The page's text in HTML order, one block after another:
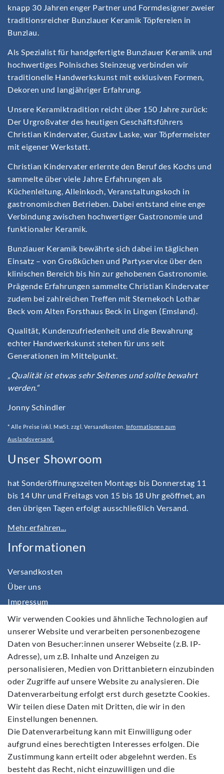
knapp 30 Jahren enger Partner und Formdesigner zweier
traditionsreicher Bunzlauer Keramik Töpfereien in
Bunzlau.
Als Spezialist für handgefertigte Bunzlauer Keramik und
hochwertiges Polnisches Steinzeug verbinden wir
traditionelle Handwerkskunst mit exklusiven Formen,
Dekoren und langjähriger Erfahrung.
Unsere Keramiktradition reicht über 150 Jahre zurück:
Der Urgroßvater des heutigen Geschäftsführers
Christian Kindervater, Gustav Laske, war Töpfermeister
mit eigener Werkstatt.
Christian Kindervater erlernte den Beruf des Kochs und
sammelte über viele Jahre Erfahrungen als
Küchenleitung, Alleinkoch, Veranstaltungskoch in
gastronomischen Betrieben. Dabei entstand eine enge
Verbindung zwischen hochwertiger Gastronomie und
funktionaler Keramik.
Bunzlauer Keramik bewährte sich dabei im täglichen
Einsatz – von Großküchen und Partyservice über den
klinischen Bereich bis hin zur gehobenen Gastronomie.
Prägende Erfahrungen sammelte Christian Kindervater
zudem bei zahlreichen Treffen mit Sternekoch Lothar
Beck vom Alten Forsthaus Beck in Lingen (Emsland).
Qualität, Kundenzufriedenheit und die Bewahrung
echter Handwerkskunst stehen für uns seit
Generationen im Mittelpunkt.
„Qualität ist etwas sehr Seltenes und sollte bewahrt
werden.“
Jonny Schindler
* Alle Preise inkl. MwSt. zzgl. Versandkosten. Informationen zum
Auslandsversand.
Unser Showroom
hat Sonderöffnungszeiten Montags bis Donnerstag 11
bis 14 Uhr und Freitags von 15 bis 18 Uhr geöffnet, an
den übrigen Tagen erfolgt ausschließlich Versand.
Mehr erfahren...
Informationen
Versandkosten
Über uns
Impressum
Daten­schutz­erklärung
AGB
Barrierefreiheitserklärung
Widerrufs­recht
Kontakt
Vertrag widerrufen
Folgen Sie Uns
Wir verwenden Cookies und ähnliche Technologien auf
unserer Website und verarbeiten personenbezogene
Daten von Besucher:innen unserer Webseite (z.B. IP-
Adresse), um z.B. Inhalte und Anzeigen zu
personalisieren, Medien von Drittanbietern einzubinden
oder Zugriffe auf unsere Website zu analysieren. Die
Datenverarbeitung erfolgt erst durch gesetzte Cookies.
Wir teilen diese Daten mit Dritten, die wir in den
Einstellungen benennen.
Die Datenverarbeitung kann mit Einwilligung oder
aufgrund eines berechtigten Interesses erfolgen. Die
Zustimmung kann erteilt oder abgelehnt werden. Es
besteht das Recht, nicht einzuwilligen und die